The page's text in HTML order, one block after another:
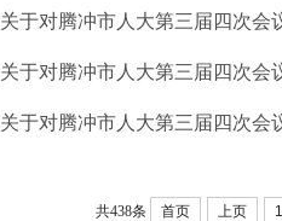
关于对腾冲市人大第三届四次会
关于对腾冲市人大第三届四次会
关于对腾冲市人大第三届四次会
共438条 首页 上页 1